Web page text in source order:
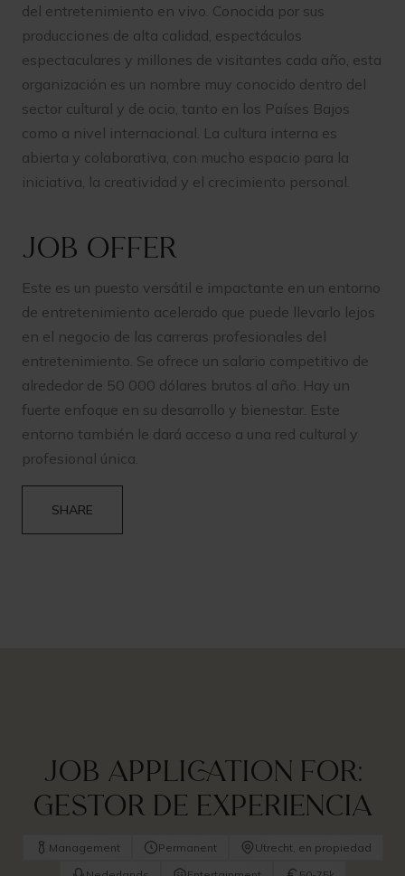
del entretenimiento en vivo. Conocida por sus
producciones de alta calidad, espectáculos
espectaculares y millones de visitantes cada año, esta
organización es un nombre muy conocido dentro del
sector cultural y de ocio, tanto en los Países Bajos
como a nivel internacional. La cultura interna es
abierta y colaborativa, con mucho espacio para la
iniciativa, la creatividad y el crecimiento personal.
Job offer
Este es un puesto versátil e impactante en un entorno
de entretenimiento acelerado que puede llevarlo lejos
en el negocio de las carreras profesionales del
entretenimiento. Se ofrece un salario competitivo de
alrededor de 50 000 dólares brutos al año. Hay un
fuerte enfoque en su desarrollo y bienestar. Este
entorno también le dará acceso a una red cultural y
profesional única.
SHARE
Job application for:
Gestor de experiencia
Management Permanent
Utrecht, en propiedad